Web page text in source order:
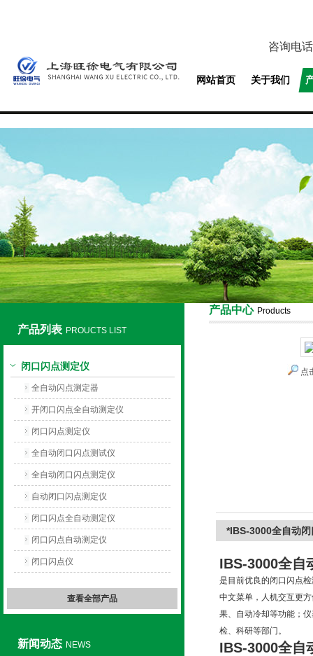
上海旺徐电气有限公司
咨询电
网站首页 关于我们
产品列表 PROUCTS LIST
闭口闪点测定仪
全自动闪点测定器
开闭口闪点全自动测定仪
闭口闪点测定仪
全自动闭口闪点测试仪
全自动闭口闪点测定仪
自动闭口闪点测定仪
闭口闪点全自动测定仪
闭口闪点自动测定仪
闭口闪点仪
查看全部产品
新闻动态 NEWS
产品中心 Products
点
*IBS-3000全自动
IBS-3000全自
是目前优良的闭口闪点
中文菜单，人机交互更
果、自动冷却等功能；
检、科研等部门。
IBS-3000全自